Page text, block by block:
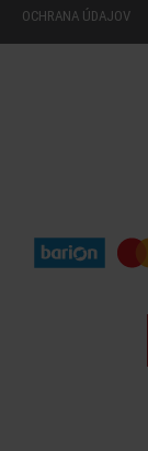
OCHRANA ÚDAJOV